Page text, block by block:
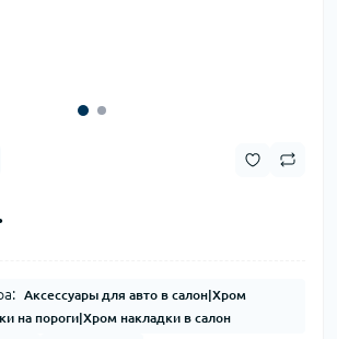
Аксессуары для авто в салон|Хром
на пороги|Хром накладки в салон